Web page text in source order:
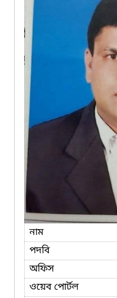
নাম
পদবি
অফিস
ওয়েব পোর্টল